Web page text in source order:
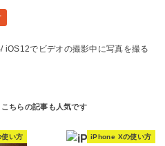
iOS12でビデオの撮影中に写真を撮る
い方 iPhone Xの使い方